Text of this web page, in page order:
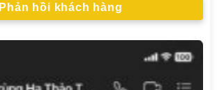
Phản hồi khách hàng